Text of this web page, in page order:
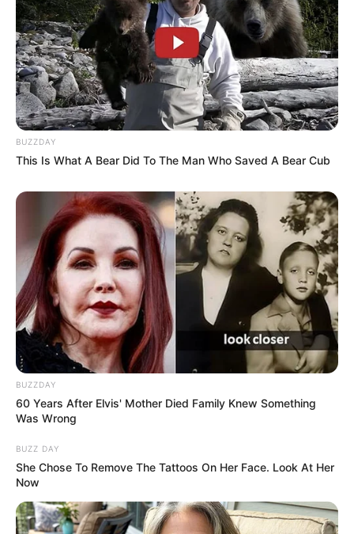
BUZZDAY
This Is What A Bear Did To The Man Who Saved A Bear Cub
BUZZDAY
60 Years After Elvis' Mother Died Family Knew Something
Was Wrong
BUZZ DAY
She Chose To Remove The Tattoos On Her Face. Look At Her
Now